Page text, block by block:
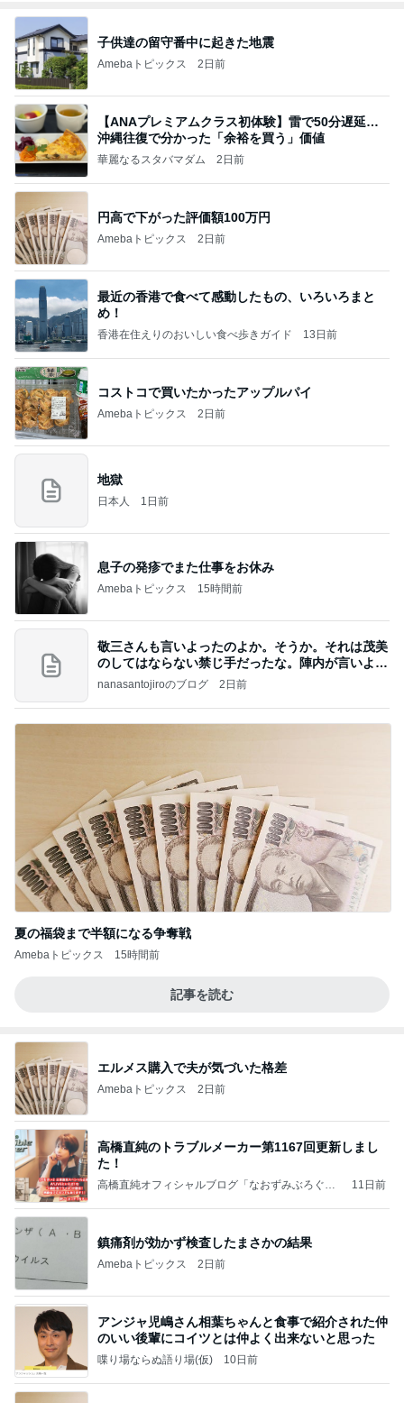
子供達の留守番中に起きた地震
Amebaトピックス 2日前
【ANAプレミアムクラス初体験】雷で50分遅延…
沖縄往復で分かった「余裕を買う」価値
華麗なるスタバマダム 2日前
円高で下がった評価額100万円
Amebaトピックス 2日前
最近の香港で食べて感動したもの、いろいろまと
め！
香港在住えりのおいしい食べ歩きガイド 13日前
コストコで買いたかったアップルパイ
Amebaトピックス 2日前
地獄
日本人 1日前
息子の発疹でまた仕事をお休み
Amebaトピックス 15時間前
敬三さんも言いよったのよか。そうか。それは茂美
のしてはならない禁じ手だったな。陣内が言いよる
のよ
nanasantojiroのブログ 2日前
夏の福袋まで半額になる争奪戦
Amebaトピックス 15時間前
記事を読む
エルメス購入で夫が気づいた格差
Amebaトピックス 2日前
高橋直純のトラブルメーカー第1167回更新しまし
た！
高橋直純オフィシャルブログ「なおずみぶろぐ」
11日前
鎮痛剤が効かず検査したまさかの結果
Amebaトピックス 2日前
アンジャ児嶋さん相葉ちゃんと食事で紹介された仲
のいい後輩にコイツとは仲よく出来ないと思った
喋り場ならぬ語り場(仮) 10日前